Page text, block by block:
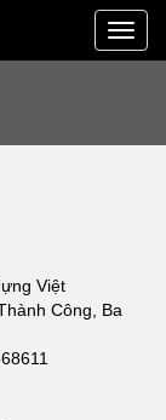
Toggle
Việt
Công, Ba